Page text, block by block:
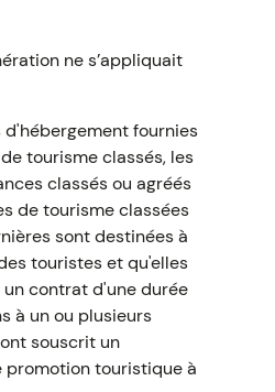
ne s’appliquait
fournies
tourisme classés, les
classés ou agréés
de tourisme classées
sont destinées à
touristes et qu'elles
contrat d'une durée
à un ou plusieurs
souscrit un
promotion touristique à